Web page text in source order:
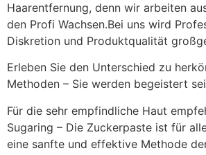
Haarentfernung, denn wir arbeiten
den Profi Wachsen.Bei uns wird
Diskretion und Produktqualität
Erleben Sie den Unterschied zu
Methoden – Sie werden begeistert
Für die sehr empfindliche Haut
Sugaring – Die Zuckerpaste ist für
eine sanfte und effektive Methode